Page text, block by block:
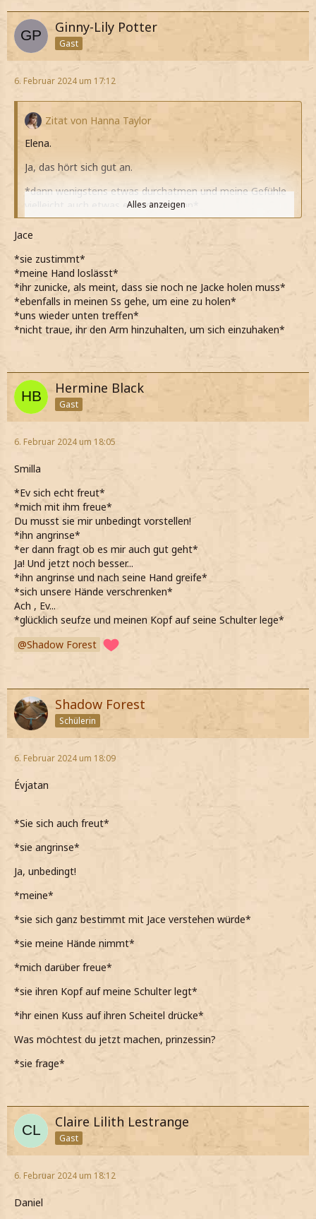
Ginny-Lily Potter
Gast
6. Februar 2024 um 17:12
Zitat von Hanna Taylor
Elena.
Ja, das hört sich gut an.
*dann wenigstens etwas durchatmen und meine Gefühle
vielleicht auch etwas einordnen kann*
bräuchte, Jace aber jetzt auf keinen Fall alleine lassen
kann, auch wenn es mir echt schwer fällt in seiner Nähe zu
sein*
*seine Hand dann auch langsam lolasse und zu ihm meine,
dass noch schnell meine Jacke holen muss*
*beide schnell unsere Jacken holen und dann still
Alles anzeigen
Jace
*sie zustimmt*
*meine Hand loslässt*
*ihr zunicke, als meint, dass sie noch ne Jacke holen muss*
*ebenfalls in meinen Ss gehe, um eine zu holen*
*uns wieder unten treffen*
*nicht traue, ihr den Arm hinzuhalten, um sich einzuhaken*
Hermine Black
Gast
6. Februar 2024 um 18:05
Smilla
*Ev sich echt freut*
*mich mit ihm freue*
Du musst sie mir unbedingt vorstellen!
*ihn angrinse*
*er dann fragt ob es mir auch gut geht*
Ja! Und jetzt noch besser...
*ihn angrinse und nach seine Hand greife*
*sich unsere Hände verschrenken*
Ach , Ev...
*glücklich seufze und meinen Kopf auf seine Schulter lege*
Shadow Forest
Shadow Forest
Schülerin
6. Februar 2024 um 18:09
Évjatan
*Sie sich auch freut*
*sie angrinse*
Ja, unbedingt!
*meine*
*sie sich ganz bestimmt mit Jace verstehen würde*
*sie meine Hände nimmt*
*mich darüber freue*
*sie ihren Kopf auf meine Schulter legt*
*ihr einen Kuss auf ihren Scheitel drücke*
Was möchtest du jetzt machen, prinzessin?
*sie frage*
Claire Lilith Lestrange
Gast
6. Februar 2024 um 18:12
Daniel